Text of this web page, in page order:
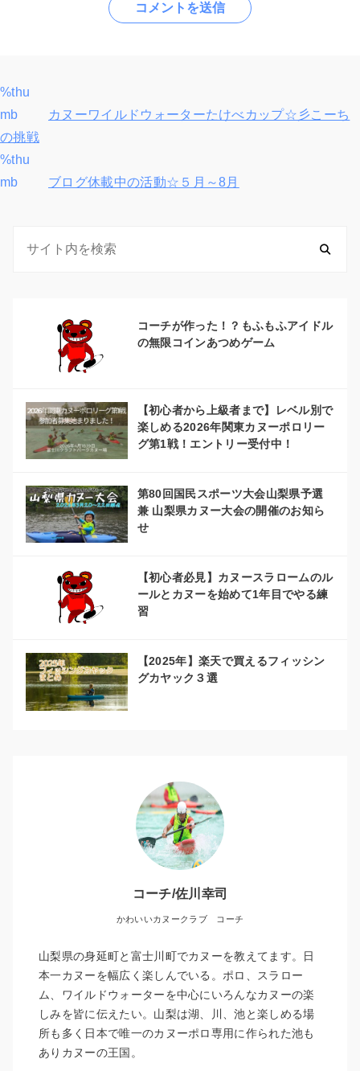
投
稿
ナ
%thu
mb
カヌーワイルドウォーターたけべカップ☆彡こーち
の挑戦
%thu
mb
ブログ休載中の活動☆５月～8月
コーチが作った！？もふもふアイドル
の無限コインあつめゲーム
【初心者から上級者まで】レベル別で
楽しめる2026年関東カヌーポロリー
グ第1戦！エントリー受付中！
第80回国民スポーツ大会山梨県予選
兼 山梨県カヌー大会の開催のお知ら
せ
【初心者必見】カヌースラロームのル
ールとカヌーを始めて1年目でやる練
習
【2025年】楽天で買えるフィッシン
グカヤック３選
コーチ/佐川幸司
かわいいカヌークラブ コーチ
山梨県の身延町と富士川町でカヌーを教えてます。日
本一カヌーを幅広く楽しんでいる。ポロ、スラロー
ム、ワイルドウォーターを中心にいろんなカヌーの楽
しみを皆に伝えたい。山梨は湖、川、池と楽しめる場
所も多く日本で唯一のカヌーポロ専用に作られた池も
ありカヌーの王国。